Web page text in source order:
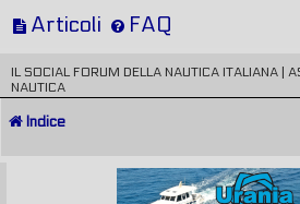
Articoli FAQ
IL SOCIAL FORUM DELLA NAUTICA ITALIANA |
NAUTICA
Indice